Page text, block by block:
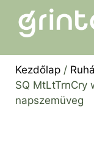
Kezdőlap /
SQ MtLtTrnCry
napszemüveg